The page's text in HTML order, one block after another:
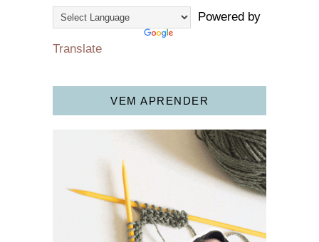
Powered by
Translate
VEM APRENDER